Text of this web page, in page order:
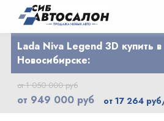
Lada Niva Legend 3D купить в
Новосибирске:
от 1 050 000 руб
от 949 000 руб от 17 264